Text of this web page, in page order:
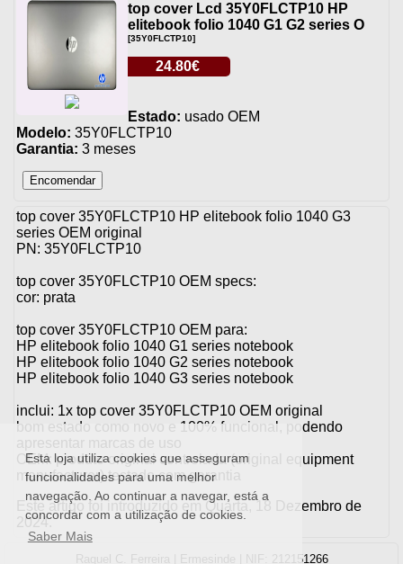
Esta loja utiliza cookies que asseguram
funcionalidades para uma melhor
navegação. Ao continuar a navegar, está a
concordar com a utilização de cookies.
Saber Mais
top cover Lcd 35Y0FLCTP10 HP
elitebook folio 1040 G1 G2 series O
[35Y0FLCTP10]
24.80€
Estado: usado OEM
Modelo: 35Y0FLCTP10
Garantia: 3 meses
top cover 35Y0FLCTP10 HP elitebook folio 1040 G3
series OEM original
PN: 35Y0FLCTP10
top cover 35Y0FLCTP10 OEM specs:
cor: prata
top cover 35Y0FLCTP10 OEM para:
HP elitebook folio 1040 G1 series notebook
HP elitebook folio 1040 G2 series notebook
HP elitebook folio 1040 G3 series notebook
inclui: 1x top cover 35Y0FLCTP10 OEM original
bom estado como novo e 100% funcional, podendo
apresentar marcas de uso
OEM: produto original controlada (original equipment
manufacturer) testado com garantia
Este artigo foi introduzido em Quarta, 18 Dezembro de
2024.
Raquel C. Ferreira | Ermesinde | NIF: 212151266